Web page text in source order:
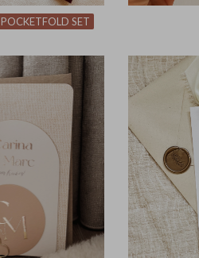
POCKETFOLD SET